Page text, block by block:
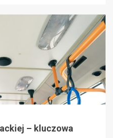
– kluczowa